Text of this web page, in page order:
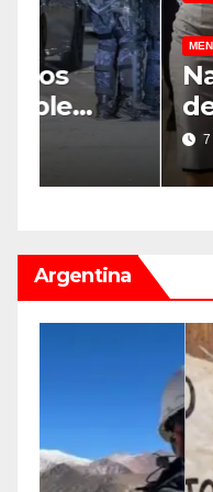
MENDOZA
Nación se
de
los
de la
7 AGOSTO, 2026
Argentina